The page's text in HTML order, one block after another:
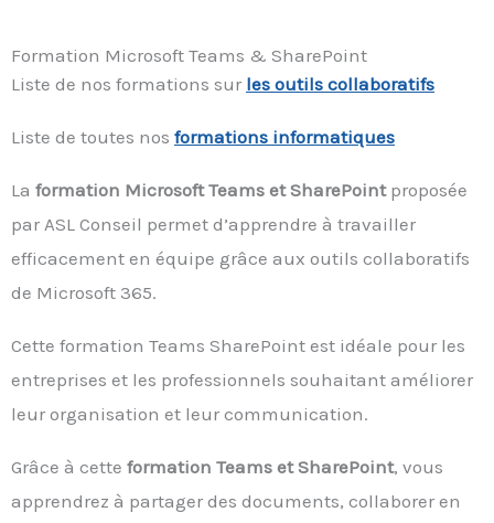
Formation Microsoft Teams & SharePoint
Liste de nos formations sur les outils collaboratifs
Liste de toutes nos formations informatiques
La formation Microsoft Teams et SharePointproposée
par ASL Conseil permet d’apprendre à travailler
efficacement en équipe grâce aux outils collaboratifs
de Microsoft 365.
Cette formation Teams SharePoint est idéale pour les
entreprises et les professionnels souhaitant améliorer
leur organisation et leur communication.
Grâce à cette formation Teams et SharePoint, vous
apprendrez à partager des documents, collaborer en